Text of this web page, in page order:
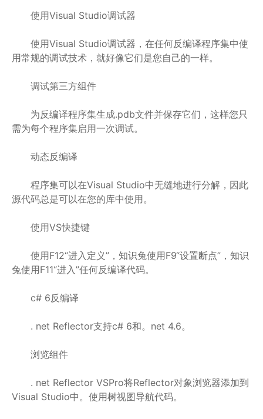
使用Visual Studio调试器
使用Visual Studio调试器，在任何反编译程序集中使
用常规的调试技术，就好像它们是您自己的一样。
调试第三方组件
为反编译程序集生成.pdb文件并保存它们，这样您只
需为每个程序集启用一次调试。
动态反编译
程序集可以在Visual Studio中无缝地进行分解，因此
源代码总是可以在您的库中使用。
使用VS快捷键
使用F12“进入定义”，知识兔使用F9“设置断点”，知识
兔使用F11“进入”任何反编译代码。
c# 6反编译
. net Reflector支持c# 6和。net 4.6。
浏览组件
. net Reflector VSPro将Reflector对象浏览器添加到
Visual Studio中。使用树视图导航代码。